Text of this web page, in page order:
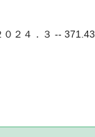
２４．３ -- 371.43